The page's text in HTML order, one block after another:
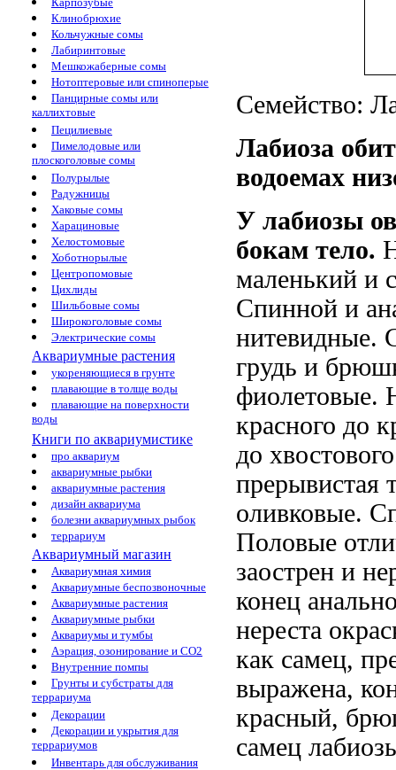
Клинобрюхие
Кольчужные сомы
Лабиринтовые
Мешкожаберные сомы
Нотоптеровые или спиноперые
Панцирные сомы или
каллихтовые
Пецилиевые
Пимелодовые или
плоскоголовые сомы
Полурылые
Радужницы
Хаковые сомы
Харациновые
Хелостомовые
Хоботнорылые
Центропомовые
Цихлиды
Шильбовые сомы
Широкоголовые сомы
Электрические сомы
Аквариумные растения
укореняющиеся в грунте
плавающие в толще воды
плавающие на поверхности
воды
Книги по аквариумистике
про аквариум
аквариумные рыбки
аквариумные растения
дизайн аквариума
болезни аквариумных рыбок
террариум
Аквариумный магазин
Аквариумная химия
Аквариумные беспозвоночные
Аквариумные растения
Аквариумные рыбки
Аквариумы и тумбы
Аэрация, озонирование и CO2
Внутренние помпы
Грунты и субстраты для
террариума
Декорации
Декорации и укрытия для
террариумов
Инвентарь для обслуживания
Семейство:
Лабиоза
водоемах
У лабиозы
бокам тело.
маленький и
Спинной и
нитевидные.
грудь и
фиолетовые.
красного до
до
прерывистая
оливковые.
Половые
заострен и
конец
нереста
как самец,
выражена,
красный,
самец